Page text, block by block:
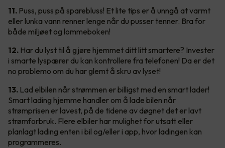
11. Puss, puss på sparebluss! Et lite tips er å unngå at varmt
eller lunka vann renner lenge når du pusser tenner. Bra for
både miljøet og lommeboken!
12. Har du lyst til å gjøre hjemmet ditt litt smartere? Invester
i smarte lyspærer du kan kontrollere fra telefonen! Da er det
no problemo om du har glemt å skru av lyset!
13. Lad elbilen når strømmen er billigst med en smart lader!
Smart lading hjemme handler om å lade bilen når
strømprisen er lavest, på de tidene av døgnet det er lavt
strømforbruk. Flere elbiler har mulighet for utsatt eller
planlagt lading enten i bil og/eller i app, hvor ladingen kan
programmeres.